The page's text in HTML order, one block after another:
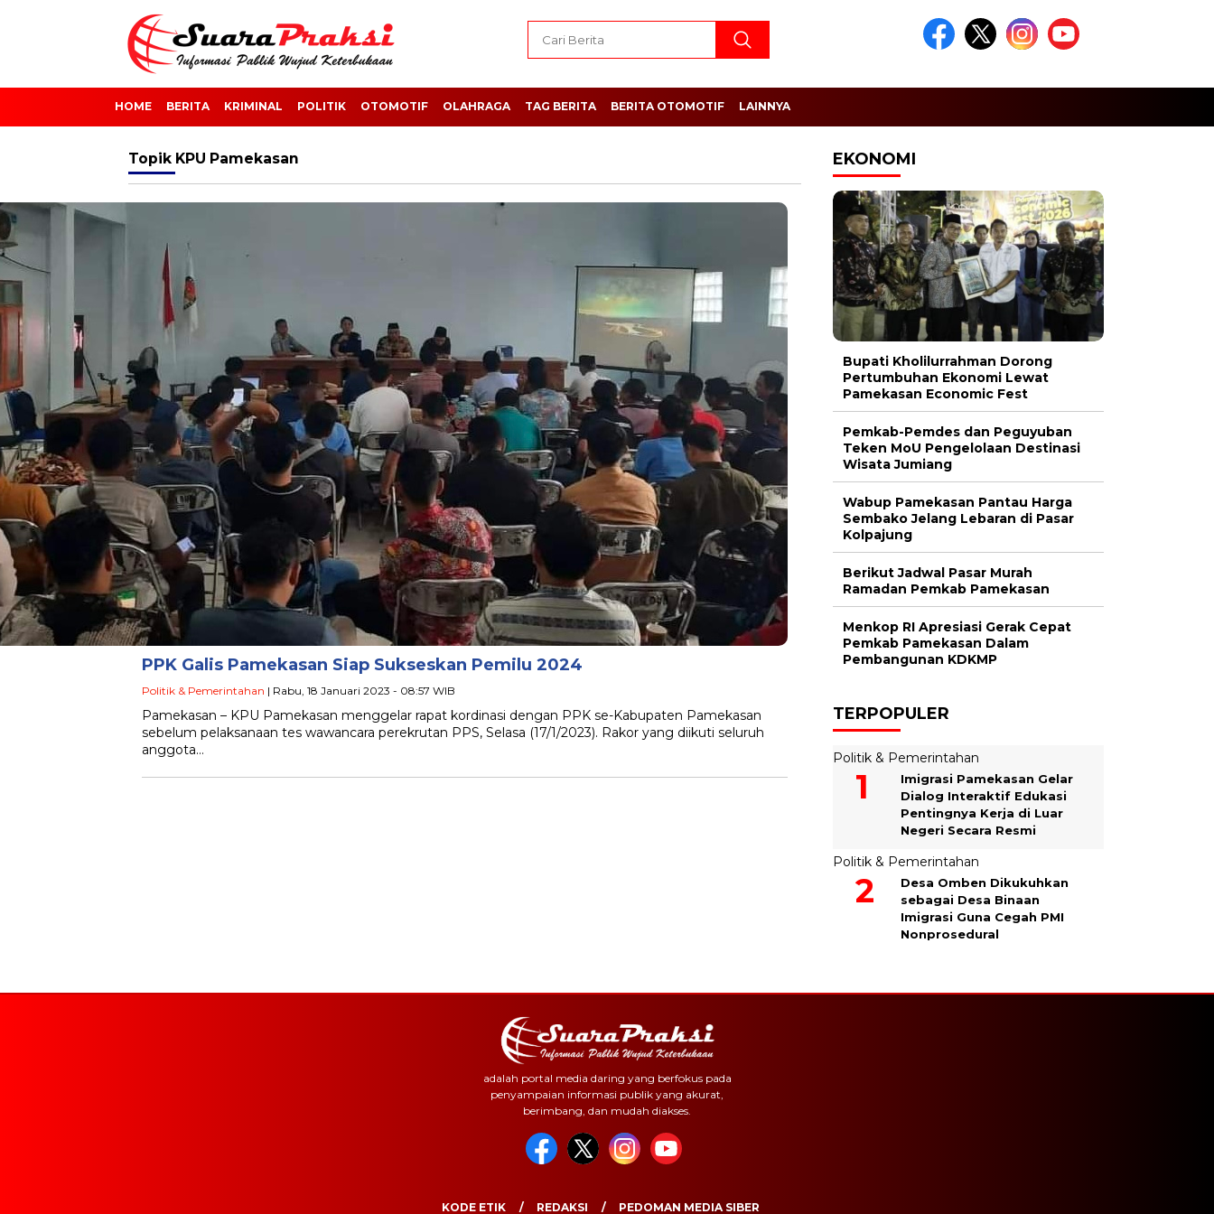
HOME BERITA KRIMINAL POLITIK OTOMOTIF OLAHRAGA TAG BERITA BERITA OTOMOTIF LAINNYA
Topik KPU Pamekasan
PPK Galis Pamekasan Siap Sukseskan Pemilu 2024
Politik & Pemerintahan | Rabu, 18 Januari 2023 - 08:57 WIB
Pamekasan – KPU Pamekasan menggelar rapat kordinasi dengan PPK se-Kabupaten Pamekasan
sebelum pelaksanaan tes wawancara perekrutan PPS, Selasa (17/1/2023). Rakor yang diikuti seluruh
anggota…
EKONOMI
Bupati Kholilurrahman Dorong
Pertumbuhan Ekonomi Lewat
Pamekasan Economic Fest
Pemkab-Pemdes dan Peguyuban
Teken MoU Pengelolaan Destinasi
Wisata Jumiang
Wabup Pamekasan Pantau Harga
Sembako Jelang Lebaran di Pasar
Kolpajung
Berikut Jadwal Pasar Murah
Ramadan Pemkab Pamekasan
Menkop RI Apresiasi Gerak Cepat
Pemkab Pamekasan Dalam
Pembangunan KDKMP
TERPOPULER
Politik & Pemerintahan
Imigrasi Pamekasan Gelar
Dialog Interaktif Edukasi
Pentingnya Kerja di Luar
Negeri Secara Resmi
Politik & Pemerintahan
Desa Omben Dikukuhkan
sebagai Desa Binaan
Imigrasi Guna Cegah PMI
Nonprosedural
adalah portal media daring yang berfokus pada
penyampaian informasi publik yang akurat,
berimbang, dan mudah diakses.
KODE ETIK REDAKSI PEDOMAN MEDIA SIBER